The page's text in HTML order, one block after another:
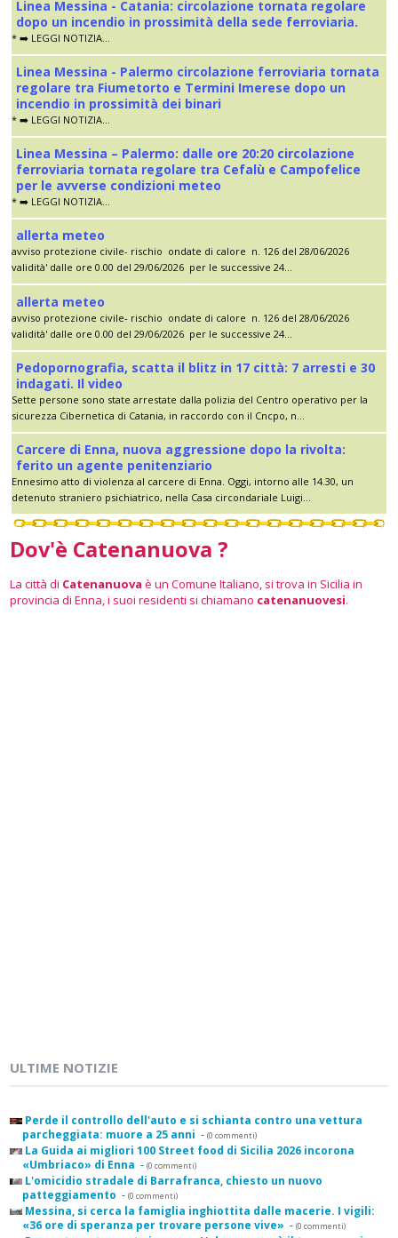
Linea Messina - Catania: circolazione tornata regolare
dopo un incendio in prossimità della sede ferroviaria.
* ➡️ LEGGI NOTIZIA...
Linea Messina - Palermo circolazione ferroviaria tornata
regolare tra Fiumetorto e Termini Imerese dopo un
incendio in prossimità dei binari
* ➡️ LEGGI NOTIZIA...
Linea Messina – Palermo: dalle ore 20:20 circolazione
ferroviaria tornata regolare tra Cefalù e Campofelice
per le avverse condizioni meteo
* ➡️ LEGGI NOTIZIA...
allerta meteo
avviso protezione civile- rischio ondate di calore n. 126 del 28/06/2026
validità' dalle ore 0.00 del 29/06/2026 per le successive 24...
allerta meteo
avviso protezione civile- rischio ondate di calore n. 126 del 28/06/2026
validità' dalle ore 0.00 del 29/06/2026 per le successive 24...
Pedopornografia, scatta il blitz in 17 città: 7 arresti e 30
indagati. Il video
Sette persone sono state arrestate dalla polizia del Centro operativo per la
sicurezza Cibernetica di Catania, in raccordo con il Cncpo, n...
Carcere di Enna, nuova aggressione dopo la rivolta:
ferito un agente penitenziario
Ennesimo atto di violenza al carcere di Enna. Oggi, intorno alle 14.30, un
detenuto straniero psichiatrico, nella Casa circondariale Luigi...
Dov'è Catenanuova ?
La città di Catenanuova è un Comune Italiano, si trova in Sicilia in
provincia di Enna, i suoi residenti si chiamano catenanuovesi.
ULTIME NOTIZIE
Perde il controllo dell'auto e si schianta contro una vettura
parcheggiata: muore a 25 anni - (0 commenti)
La Guida ai migliori 100 Street food di Sicilia 2026 incorona
«Umbriaco» di Enna - (0 commenti)
L'omicidio stradale di Barrafranca, chiesto un nuovo
patteggiamento - (0 commenti)
Messina, si cerca la famiglia inghiottita dalle macerie. I vigili:
«36 ore di speranza per trovare persone vive» - (0 commenti)